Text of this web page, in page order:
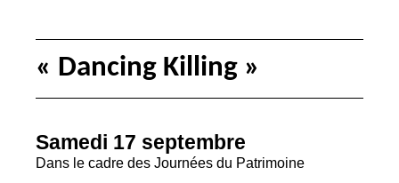
« Dancing Killing »
Samedi 17 septembre
Dans le cadre des Journées du Patrimoine